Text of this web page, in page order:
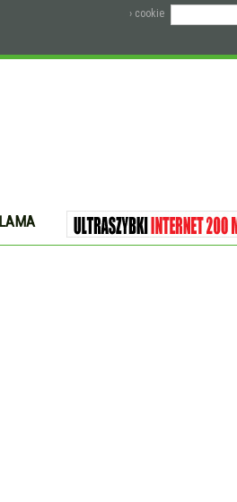
› cookie